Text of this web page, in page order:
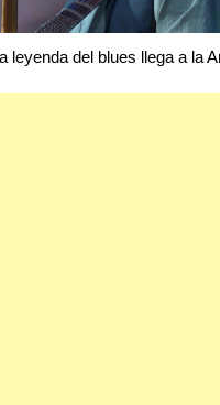
leyenda del blues llega a la